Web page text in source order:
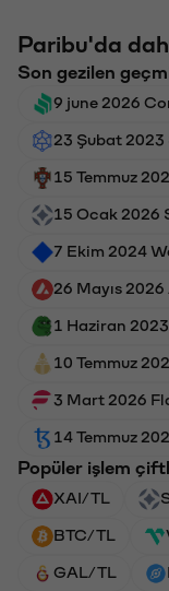
Paribu'da
Son gezilen
9 june 2026
23 Şubat 2023
15 Temmuz
15 Ocak 2026
7 Ekim 2024
26 Mayıs
1 Haziran
10 Temmuz
3 Mart 2026
14 Temmuz
Popüler işlem
XAI/TL
BTC/TL
GAL/TL